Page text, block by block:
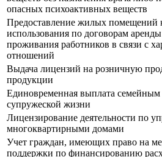
опасных психоактивных веществ
Предоставление жилых помещений
использования по договорам
проживания работников в связи с
отношений
Выдача лицензий на розничную
продукции
Единовременная выплата
супружеской жизни
Лицензирование деятельности по
многоквартирными домами
Учет граждан, имеющих право на
поддержки по финансированию